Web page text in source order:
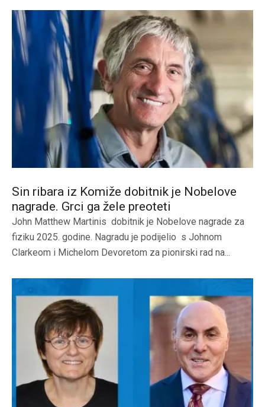
Sin ribara iz Komiže dobitnik je Nobelove
nagrade. Grci ga žele preoteti
John Matthew Martinis dobitnik je Nobelove nagrade za
fiziku 2025. godine. Nagradu je podijelio s Johnom
Clarkeom i Michelom Devoretom za pionirski rad na...